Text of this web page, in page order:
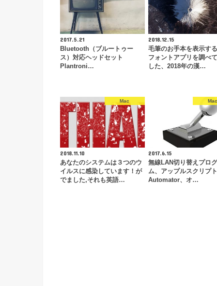
2017.5.21
Bluetooth（ブルートゥー
ス）対応ヘッドセット
Plantroni…
2018.12.15
毛筆のお手本を表示す
フォントアプリを調べ
した、2018年の漢…
Mac
2018.11.10
あなたのシステムは３つのウ
イルスに感染しています！が
でました,それも英語…
2017.6.15
無線LAN切り替えプロ
ム、アップルスクリプト
Automator、オ…